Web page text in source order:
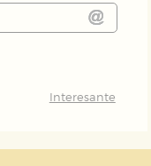
Interesante